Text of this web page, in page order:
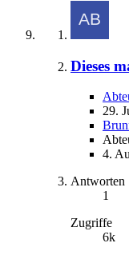
Dieses
29.
4.
Antworten
1
Zugriffe
6k